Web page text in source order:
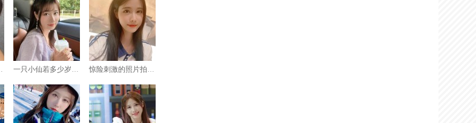
等你来看 一只小仙若多少岁美图合集，仙气十足 惊险刺激的照片拍摄过程！一只小仙若阿姨黑历史图片集大揭秘